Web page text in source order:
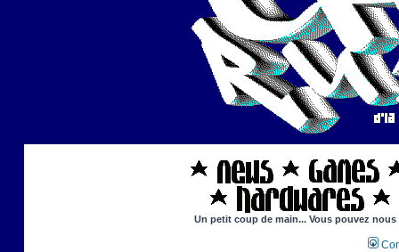
Un petit coup de main... Vous pouvez